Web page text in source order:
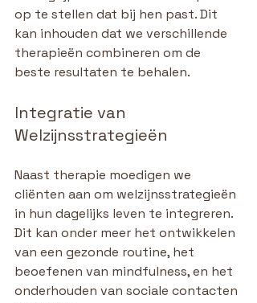
op te stellen dat bij hen past. Dit
kan inhouden dat we verschillende
therapieën combineren om de
beste resultaten te behalen.
Integratie van
Welzijnsstrategieën
Naast therapie moedigen we
cliënten aan om welzijnsstrategieën
in hun dagelijks leven te integreren.
Dit kan onder meer het ontwikkelen
van een gezonde routine, het
beoefenen van mindfulness, en het
onderhouden van sociale contacten